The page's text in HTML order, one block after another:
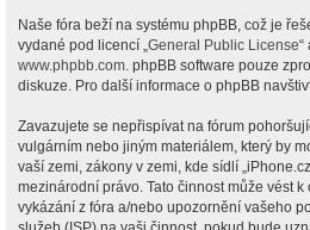
Naše fóra beží na systému phpBB, což je
vydané pod licencí „General Public License“
www.phpbb.com. phpBB software pouze
diskuze. Pro další informace o phpBB
Zavazujete se nepřispívat na fórum
vulgárním nebo jiným materiálem, který by
vaší zemi, zákony v zemi, kde sídlí
mezinárodní právo. Tato činnost může vést k
vykázání z fóra a/nebo upozornění vašeho